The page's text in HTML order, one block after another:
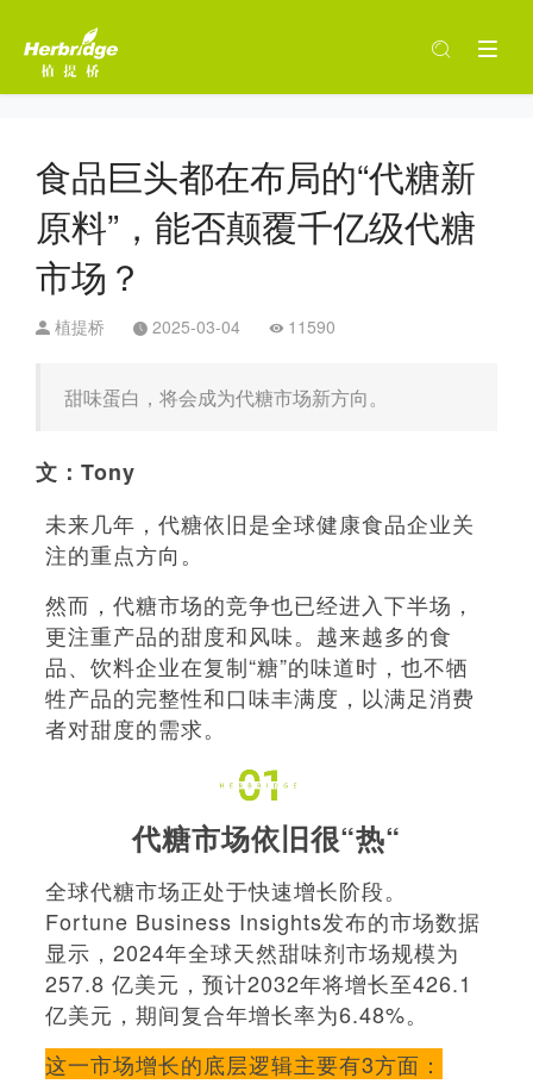
食品巨头都在布局的“代糖新
原料”，能否颠覆千亿级代糖
市场？
植提桥 2025-03-04 11590
甜味蛋白，将会成为代糖市场新方向。
文：Tony
未来几年，代糖依旧是全球健康食品企业关
注的重点方向。
然而，代糖市场的竞争也已经进入下半场，
更注重产品的甜度和风味。越来越多的食
品、饮料企业在复制“糖”的味道时，也不牺
牲产品的完整性和口味丰满度，以满足消费
者对甜度的需求。
代糖市场依旧很“热“
全球代糖市场正处于快速增长阶段。
Fortune Business Insights发布的市场数据
显示，2024年全球天然甜味剂市场规模为
257.8 亿美元，预计2032年将增长至426.1
亿美元，期间复合年增长率为6.48%。
这一市场增长的底层逻辑主要有3方面：